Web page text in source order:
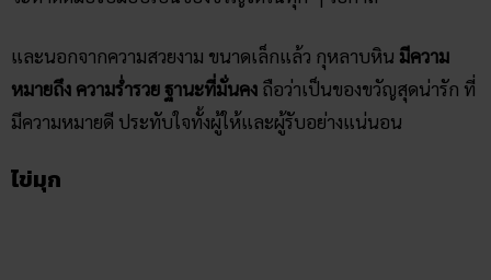
และนอกจากความสวยงาม ขนาดเล็กแล้ว กุหลาบหิน มีความ
หมายถึง ความร่ำรวย ฐานะที่มั่นคง ถือว่าเป็นของขวัญ​สุดน่ารัก ที่
มีความหมายดี ประทับใจทั้งผู้ให้และผู้รับอย่างแน่นอน
ไข่มุก